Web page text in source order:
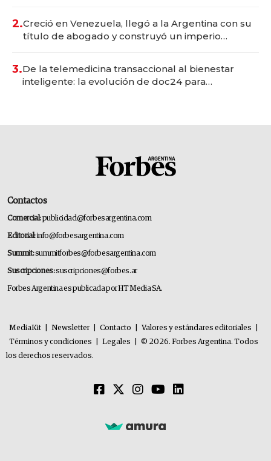
2.Creció en Venezuela, llegó a la Argentina con su
título de abogado y construyó un imperio
3.De la telemedicina transaccional al bienestar
inteligente: la evolución de doc24 para
Contactos
Comercial:publicidad@forbesargentina.com
Editorial:info@forbesargentina.com
Summit:summitforbes@forbesargentina.com
Suscripciones:suscripciones@forbes.ar
Forbes Argentina es publicada por HT Media SA.
MediaKit Newsletter Contacto Valores y estándares editoriales
Términos y condiciones
Legales
© 2026. Forbes Argentina. Todos
los derechos reservados.